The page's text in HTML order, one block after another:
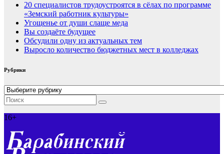
20 специалистов трудоустроятся в сёлах по программе
«Земский работник культуры»
Угощенье от души слаще меда
Вы создаёте будущее
Обсудили одну из актуальных тем
Выросло количество бюджетных мест в колледжах
Рубрики
Рубрики
16+